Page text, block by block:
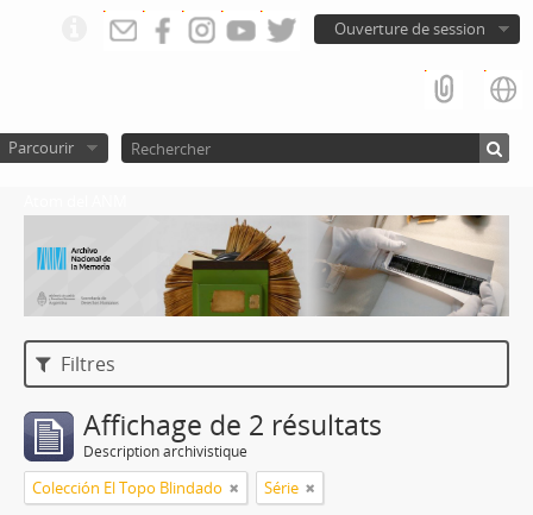
Ouverture de session
Parcourir
Filtres
Affichage de 2 résultats
Description archivistique
Colección El Topo Blindado Série